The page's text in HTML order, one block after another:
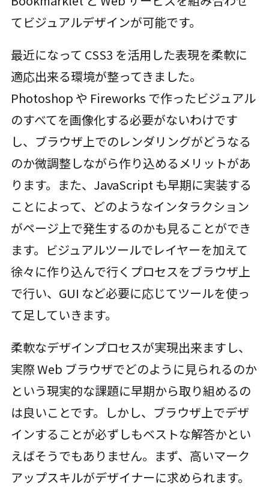
てビジュアルデザインが可能です。
最近になって CSS3 を活用した表現を柔軟に
適応出来る環境が整ってきました。
Photoshop や Fireworks で作ったビジュアル
のすべてを画像化する必要がないわけです
し、ブラウザ上でのレンダリングがどうなる
のか微調整しながら作り込めるメリットがあ
ります。また、JavaScript も早期に実装する
ことによって、どのようなインタラクション
がページ上で発生するのかも見ることができ
ます。ビジュアルツールでレイヤーを加えて
徐々に作り込んで行くプロセスをブラウザ上
で行い、GUI など必要に応じてツールを使っ
て足していきます。
柔軟なデザインプロセスが実現出来ますし、
実際 Web ブラウザでどのように見られるのか
という現実的な課題に早期から取り組めるの
は良いことです。しかし、ブラウザ上でデザ
インすることが必ずしもベストな解答かとい
えばそうでもありません。まず、高いマーク
アップスキルがデザイナーに求められます。